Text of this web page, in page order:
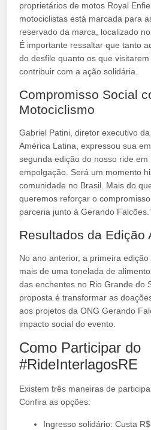
proprietários de motos Royal
motociclistas está marcada para
reservado da marca, localizado
É importante ressaltar que tanto
do desfile quanto os que
contribuir com a ação solidária.
Compromisso Social
Motociclismo
Gabriel Patini, diretor executivo
América Latina, expressou sua
segunda edição do nosso ride
empolgação. Será um momento
comunidade no Brasil. Mais do
queremos reforçar o
parceria junto à Gerando
Resultados da Edição
No ano anterior, a primeira
mais de uma tonelada de
das enchentes no Rio Grande do
proposta é transformar as
aos projetos da ONG Gerando
impacto social do evento.
Como Participar do
#RideInterlagosRE
Existem três maneiras de
Confira as opções:
Ingresso solidário: Custa